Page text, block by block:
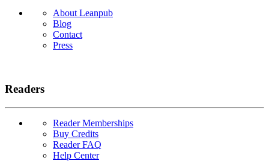
About Leanpub
Blog
Contact
Press
Readers
Reader Memberships
Buy Credits
Reader FAQ
Help Center